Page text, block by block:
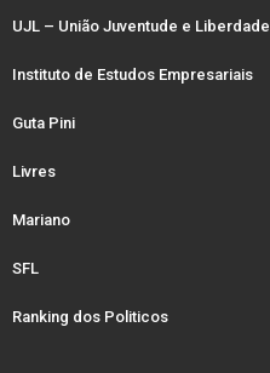
UJL – União Juventude e Liberdade
Instituto de Estudos Empresariais
Guta Pini
Livres
Mariano
SFL
Ranking dos Politicos